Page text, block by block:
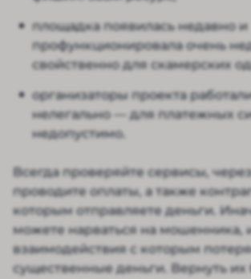
площадка появилась недавно и
профункционировала очень
свойственно для скамерских
организаторы проекта
нелегально — для платежных
недопустимо.
Всегда проверяйте сервисы,
проводите оплаты, а также
которым отправляете деньги.
можете нарваться на мошенника,
взаимодействия с которым
существенные деньги. Вернуть их